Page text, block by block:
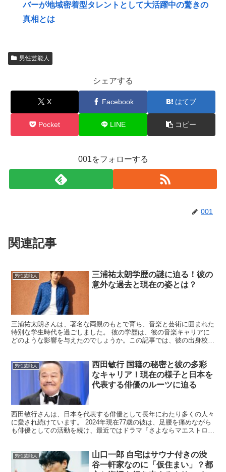
バーが地域密着型タレントとして大活躍中の驚きの
真相とは
男性芸能人
シェアする
X Facebook はてブ
Pocket LINE コピー
001をフォローする
001
関連記事
男性芸能人
三浦祐太朗学歴の謎に迫る！彼の
意外な過去と現在の姿とは？
三浦祐太朗さんは、著名な両親のもとで育ち、音楽と芸術に囲まれた
特別な学生時代を過ごしました。 彼の学歴は、彼の音楽キャリアに
どのような影響を与えたのでしょうか。この記事では、彼の出身校や
男性芸能人
西田敏行 国籍の秘密と彼の多彩
なキャリア！現在の様子と日本を
代表する俳優のルーツに迫る
西田敏行さんは、日本を代表する俳優として長年にわたり多くの人々
に愛され続けています。 2024年現在77歳の彼は、足腰を痛めながら
も俳優としての活動を続け、最近ではドラマ『さよならマエストロ〜
男性芸能人
山口一郎 自宅はサウナ付きの渋
谷一軒家なのに「仮住まい」？都